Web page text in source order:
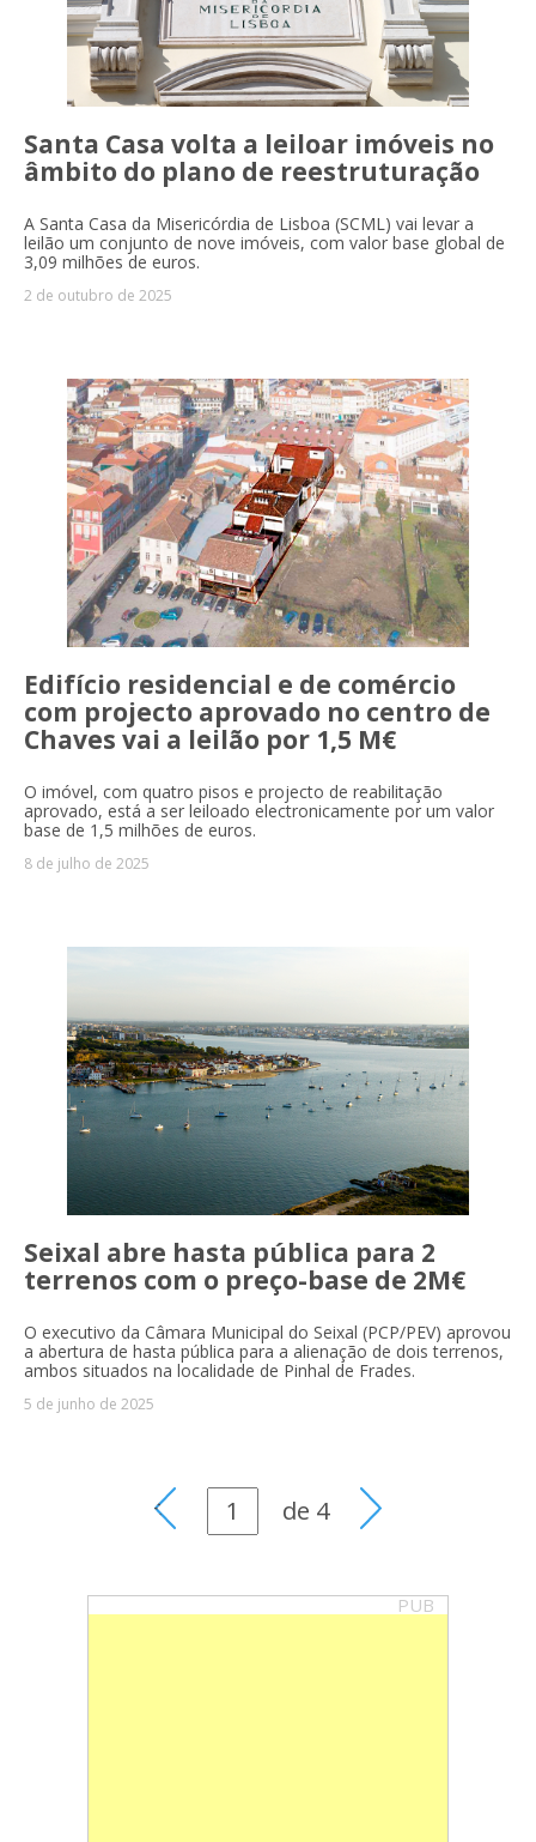
Santa Casa volta a leiloar imóveis no
âmbito do plano de reestruturação
A Santa Casa da Misericórdia de Lisboa (SCML) vai levar a
leilão um conjunto de nove imóveis, com valor base global de
3,09 milhões de euros.
2 de outubro de 2025
Edifício residencial e de comércio
com projecto aprovado no centro de
Chaves vai a leilão por 1,5 M€
O imóvel, com quatro pisos e projecto de reabilitação
aprovado, está a ser leiloado electronicamente por um valor
base de 1,5 milhões de euros.
8 de julho de 2025
Seixal abre hasta pública para 2
terrenos com o preço-base de 2M€
O executivo da Câmara Municipal do Seixal (PCP/PEV) aprovou
a abertura de hasta pública para a alienação de dois terrenos,
ambos situados na localidade de Pinhal de Frades.
5 de junho de 2025
de 4
PUB